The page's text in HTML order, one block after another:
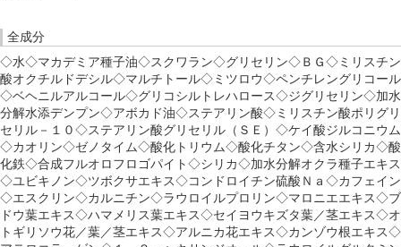
全成分
◇水◇マカデミア種子油◇スクワラン◇グリセリン◇ＢＧ◇ミリスチン
酸オクチルドデシル◇マルチトール◇ミツロウ◇ペンチレングリコール
◇ベヘニルアルコール◇グリコシルトレハロース◇ジグリセリン◇加水
分解水添デンプン◇アボカド油◇ステアリン酸◇ミリスチン酸ポリグリ
セリル－１０◇ステアリン酸グリセリル（ＳＥ）◇ケイ酸ジルコニウム
◇カオリン◇ゼノタイム◇酸化トリウム◇酸化チタン◇含水シリカ◇酸
化鉄◇合成フルオロフロゴパイト◇シリカ◇加水分解オクラ種子エキス
◇ユビキノン◇ツボクサエキス◇コンドロイチン硫酸Ｎａ◇カフェイン
◇エスクリン◇カルニチン◇ラウロイルプロリン◇マロニエエキス◇ブ
ドウ葉エキス◇ハマメリス葉エキス◇セイヨウキズタ葉／茎エキス◇オ
トギリソウ花／葉／茎エキス◇アルニカ花エキス◇カンゾウ根エキス◇